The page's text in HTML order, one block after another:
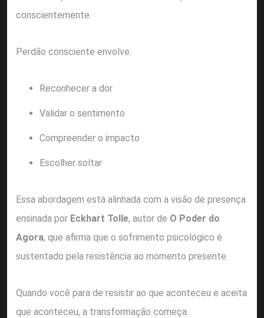
conscientemente.
Perdão consciente envolve:
Reconhecer a dor
Validar o sentimento
Compreender o impacto
Escolher soltar
Essa abordagem está alinhada com a visão de presença
ensinada por Eckhart Tolle, autor de O Poder do
Agora, que afirma que o sofrimento psicológico é
sustentado pela resistência ao momento presente.
Quando você para de resistir ao que aconteceu e aceita
que aconteceu, a transformação começa.